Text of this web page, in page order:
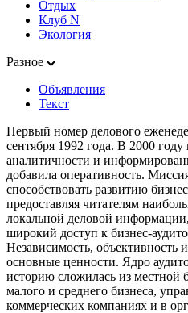
Отдых
Клуб N
Экология
Разное
Объявления
Текст
Первый номер делового
сентября 1992 года. В 2000
аналитичности и
добавила оперативность.
способствовать развитию
предоставляя читателям
локальной деловой
широкий доступ к бизнес-
Независимость, объективность
основные ценности. Ядро
историю сложилась из местной
малого и среднего бизнеса,
коммерческих компаниях и в